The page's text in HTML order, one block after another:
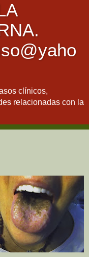
clínicos,
relacionadas con la